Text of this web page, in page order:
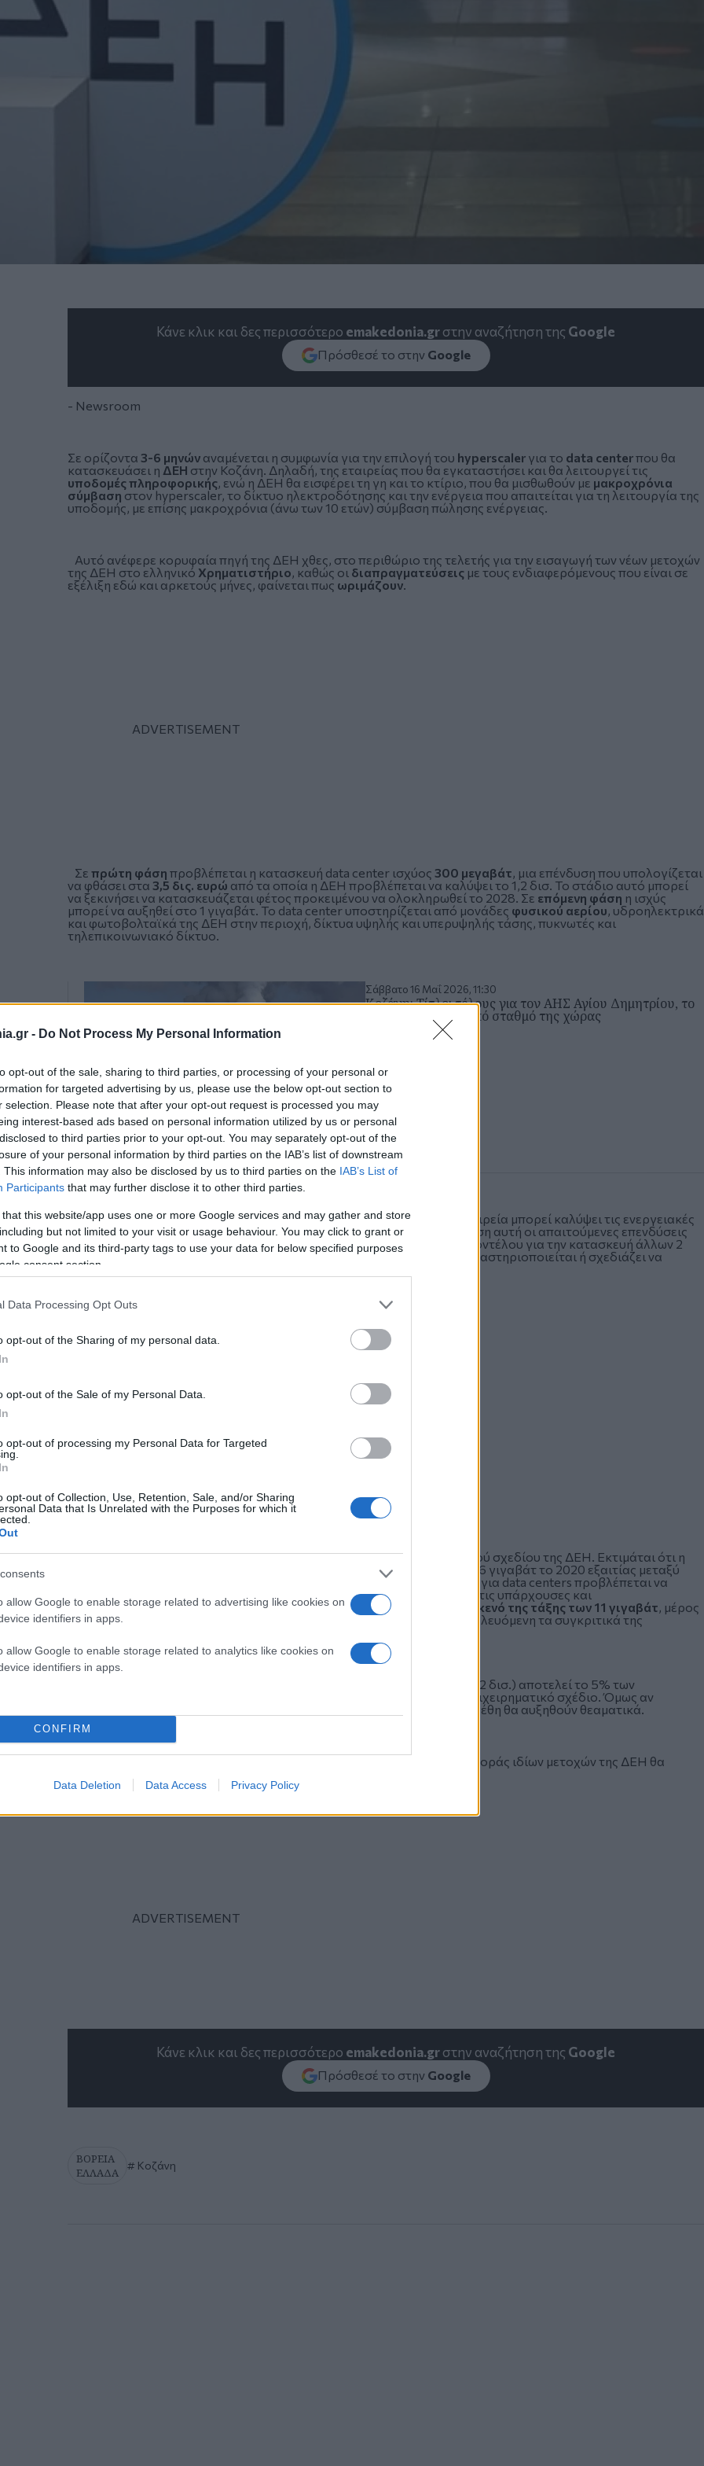
- Do Not Process My Personal Information
opt-out of the sale, sharing to third parties, or processing of your personal or
for targeted advertising by us, please use the below opt-out section to
selection. Please note that after your opt-out request is processed you may
interest-based ads based on personal information utilized by us or personal
to third parties prior to your opt-out. You may separately opt-out of the
of your personal information by third parties on the IAB’s list of downstream
This information may also be disclosed by us to third parties on the IAB’s List of
Participants that may further disclose it to other third parties.
that this website/app uses one or more Google services and may gather and store
but not limited to your visit or usage behaviour. You may click to grant or
to Google and its third-party tags to use your data for below specified purposes
consent section.
Data Processing Opt Outs
opt-out of the Sharing of my personal data.
opt-out of the Sale of my Personal Data.
opt-out of processing my Personal Data for Targeted
opt-out of Collection, Use, Retention, Sale, and/or Sharing
Data that Is Unrelated with the Purposes for which it
allow Google to enable storage related to advertising like cookies on
identifiers in apps.
allow Google to enable storage related to analytics like cookies on
identifiers in apps.
CONFIRM
Data Deletion Data Access Privacy Policy
Κάνε κλικ και δες περισσότερο emakedonia.grστην αναζήτηση της Google
Πρόσθεσέ το στην Google
- Newsroom
Σε ορίζοντα 3-6 μηνών αναμένεται η συμφωνία για την επιλογή του hyperscaler για το data centerπου θα
κατασκευάσει η ΔΕΗ στην Κοζάνη . Δηλαδή, της εταιρείας που θα εγκαταστήσει και θα λειτουργεί τις
υποδομές πληροφορικής , ενώ η ΔΕΗ θα εισφέρει τη γη και το κτίριο, που θα μισθωθούν με μακροχρόνια
σύμβαση στον hyperscaler, το δίκτυο ηλεκτροδότησης και την ενέργεια που απαιτείται για τη λειτουργία της
υποδομής, με επίσης μακροχρόνια (άνω των 10 ετών) σύμβαση πώλησης ενέργειας.
Αυτό ανέφερε κορυφαία πηγή της ΔΕΗ χθες, στο περιθώριο της τελετής για την εισαγωγή των νέων μετοχών
της ΔΕΗ στο ελληνικό Χρηματιστήριο , καθώς οι διαπραγματεύσεις με τους ενδιαφερόμενους που είναι σε
εξέλιξη εδώ και αρκετούς μήνες, φαίνεται πως ωριμάζουν.
Σε πρώτη φάση προβλέπεται η κατασκευή data center ισχύος 300 μεγαβάτ , μια επένδυση που υπολογίζεται
να φθάσει στα 3,5 δις. ευρώ από τα οποία η ΔΕΗ προβλέπεται να καλύψει το 1,2 δισ. Το στάδιο αυτό μπορεί
να ξεκινήσει να κατασκευάζεται φέτος προκειμένου να ολοκληρωθεί το 2028. Σε επόμενη φάση η ισχύς
μπορεί να αυξηθεί στο 1 γιγαβάτ. Το data center υποστηρίζεται από μονάδες φυσικού αερίου , υδροηλεκτρικά
και φωτοβολταϊκά της ΔΕΗ στην περιοχή, δίκτυα υψηλής και υπερυψηλής τάσης, πυκνωτές και
τηλεπικοινωνιακό δίκτυο.
Σάββατο 16 Μαΐ 2026, 11:30
Κοζάνη: Τίτλοι τέλους για τον ΑΗΣ Αγίου Δημητρίου, το
μεγαλύτερο λιγνιτικό σταθμό της χώρας
ΒΟΡΕΙΑ ΕΛΛΑΔΑ
Σύμφωνα με το νέο επιχειρηματικό σχέδιο της ΔΕΗ 2026 - 2030, η εταιρεία μπορεί καλύψει τις ενεργειακές
ανάγκες για data centers ισχύος 2 γιγαβάτ στην Ελλάδα (στην περίπτωση αυτή οι απαιτούμενες επενδύσεις
φθάνουν στα 20 δισ. ευρώ). Παράλληλα εξετάζεται η «εξαγωγή» του μοντέλου για την κατασκευή άλλων 2
γιγαβάτ στις περιοχές της Κεντρικής και Ανατολικής Ευρώπης όπου δραστηριοποιείται ή σχεδιάζει να
επεκταθεί η επιχείρηση.
Τα data centers αποτελούνκομβικό στοιχείοτου νέου επιχειρηματικού σχεδίου της ΔΕΗ. Εκτιμάται ότι η
ζήτηση διεθνώς θα τετραπλασιαστεί έως το 2030 σε 163 γιγαβάτ από 46 γιγαβάτ το 2020 εξαιτίας μεταξύ
άλλων της ανάπτυξης της τεχνητής νοημοσύνης. Στην Ευρώπη η ζήτηση για data centers προβλέπεται να
φθάσει στα 28 γιγαβάτ το 2030, μέγεθος το οποίο δεν καλύπτεται από τις υπάρχουσες και
προγραμματισμένες για κατασκευή υποδομές. Συγκεκριμένα, υπάρχει
κενό της τάξης των 11 γιγαβάτ, μέρος
των οποίων φιλοδοξεί να καλύψει με τις επενδύσεις της η ΔΕΗ, εκμεταλλευόμενη τα συγκριτικά της
Η επένδυση της ΔΕΗ στην πρώτη φάση του data center της Κοζάνης (1,2 δισ.) αποτελεί το 5% των
επενδύσεων συνολικού ύψους 24 δισ. που περιλαμβάνονται στο νέο επιχειρηματικό σχέδιο. Όμως αν
προχωρήσουν οι επεκτάσεις που είναι υπό συζήτηση, προφανώς τα μεγέθη θα αυξηθούν θεαματικά.
Στην ίδια εκδήλωση χθες επισημάνθηκε εξάλλου ότι το πρόγραμμα αγοράς ιδίων μετοχών της ΔΕΗ θα
Κάνε κλικ και δες περισσότερο emakedonia.grστην αναζήτηση της Google
Πρόσθεσέ το στην Google
ΒΟΡΕΙΑ
ΕΛΛΑΔΑ
Κοζάνη